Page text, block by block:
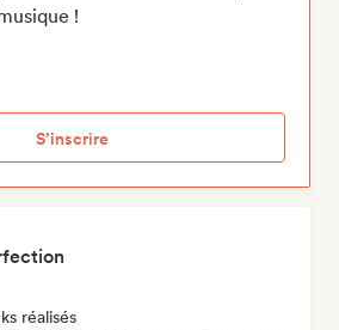
!
S’inscrire
réalisés